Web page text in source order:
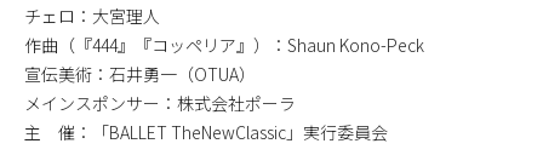
チェロ：大宮理人
作曲（『444』『コッペリア』）：Shaun Kono-Peck
宣伝美術：石井勇一（OTUA）
メインスポンサー：株式会社ポーラ
主 催：「BALLET TheNewClassic」実行委員会